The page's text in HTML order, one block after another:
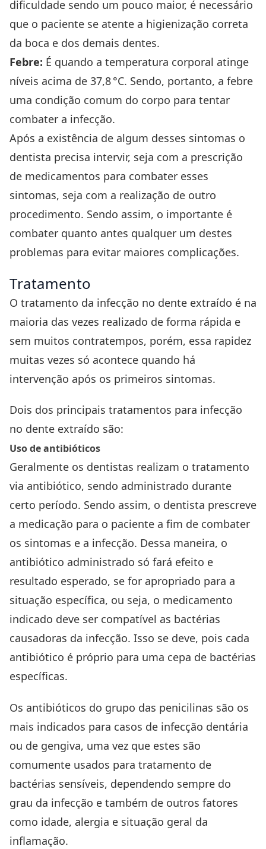
dificuldade sendo um pouco maior, é necessário
que o paciente se atente a higienização correta
da boca e dos demais dentes.
Febre: É quando a temperatura corporal atinge
níveis acima de 37,8 °C. Sendo, portanto, a febre
uma condição comum do corpo para tentar
combater a infecção.
Após a existência de algum desses sintomas o
dentista precisa intervir, seja com a prescrição
de medicamentos para combater esses
sintomas, seja com a realização de outro
procedimento. Sendo assim, o importante é
combater quanto antes qualquer um destes
problemas para evitar maiores complicações.
Tratamento
O tratamento da infecção no dente extraído é na
maioria das vezes realizado de forma rápida e
sem muitos contratempos, porém, essa rapidez
muitas vezes só acontece quando há
intervenção após os primeiros sintomas.
Dois dos principais tratamentos para infecção
no dente extraído são:
Uso de antibióticos
Geralmente os dentistas realizam o tratamento
via antibiótico, sendo administrado durante
certo período. Sendo assim, o dentista prescreve
a medicação para o paciente a fim de combater
os sintomas e a infecção. Dessa maneira, o
antibiótico administrado só fará efeito e
resultado esperado, se for apropriado para a
situação específica, ou seja, o medicamento
indicado deve ser compatível as bactérias
causadoras da infecção. Isso se deve, pois cada
antibiótico é próprio para uma cepa de bactérias
específicas.
Os antibióticos do grupo das penicilinas são os
mais indicados para casos de infecção dentária
ou de gengiva, uma vez que estes são
comumente usados para tratamento de
bactérias sensíveis, dependendo sempre do
grau da infecção e também de outros fatores
como idade, alergia e situação geral da
inflamação.